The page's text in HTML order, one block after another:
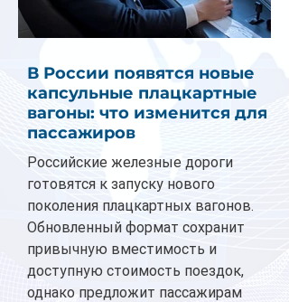
В России появятся новые
капсульные плацкартные
вагоны: что изменится для
пассажиров
Российские железные дороги
готовятся к запуску нового
поколения плацкартных вагонов.
Обновленный формат сохранит
привычную вместимость и
доступную стоимость поездок,
однако предложит пассажирам